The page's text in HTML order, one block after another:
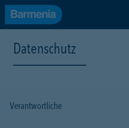
Datenschutz
Verantwortliche